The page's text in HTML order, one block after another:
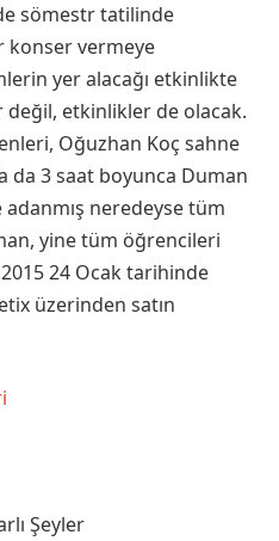
sömestr tatilinde
konser vermeye
yer alacağı etkinlikte
etkinlikler de olacak.
Oğuzhan Koç sahne
da 3 saat boyunca Duman
neredeyse tüm
yine tüm öğrencileri
24 Ocak tarihinde
üzerinden satın
Şeyler